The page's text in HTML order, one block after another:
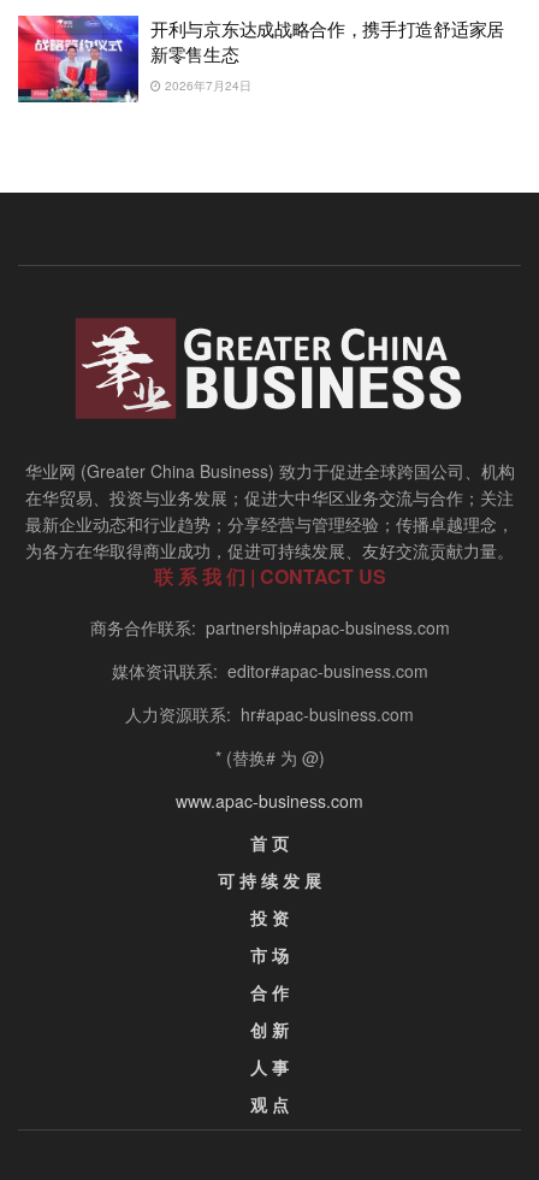
开利与京东达成战略合作，携手打造舒适家居
新零售生态
2026年7月24日
华业网 (Greater China Business) 致力于促进全球跨国公司、机构
在华贸易、投资与业务发展；促进大中华区业务交流与合作；关注
最新企业动态和行业趋势；分享经营与管理经验；传播卓越理念，
为各方在华取得商业成功，促进可持续发展、友好交流贡献力量。
联 系 我 们 | CONTACT US
商务合作联系: partnership#apac-business.com
媒体资讯联系: editor#apac-business.com
人力资源联系: hr#apac-business.com
* (替换# 为 @)
www.apac-business.com
首 页
可 持 续 发 展
投 资
市 场
合 作
创 新
人 事
观 点